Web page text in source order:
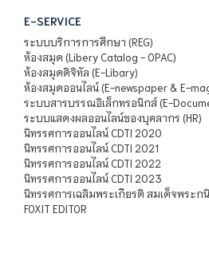
E-SERVICE
ระบบบริการการศึกษา (REG)
ห้องสมุด (Libery Catalog - OPAC)
ห้องสมุดดิจิทัล (E-Libary)
ห้องสมุดออนไลน์ (E-newspaper & E-
ระบบสารบรรณอิเล็กทรอนิกส์ (E-
ระบบแสดงผลออนไลน์ของบุคลากร (HR)
นิทรรศการออนไลน์ CDTI 2020
นิทรรศการออนไลน์ CDTI 2021
นิทรรศการออนไลน์ CDTI 2022
นิทรรศการออนไลน์ CDTI 2023
นิทรรศการเฉลิมพระเกียรติ สมเด็จพระก
FOXIT EDITOR